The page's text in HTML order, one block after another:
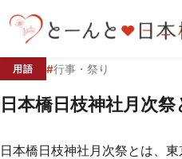
用語 #行事・祭り
日本橋日枝神社月次祭
日本橋日枝神社月次祭とは、